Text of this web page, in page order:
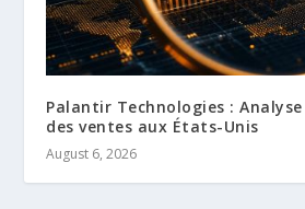
Palantir Technologies :
des ventes aux États-Unis
August 6, 2026